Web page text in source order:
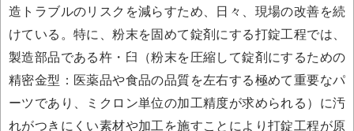
造トラブルのリスクを減らすため、日々、現場の改善を続
けている。特に、粉末を固めて錠剤にする打錠工程では、
製造部品である杵・臼（粉末を圧縮して錠剤にするための
精密金型：医薬品や食品の品質を左右する極めて重要なパ
ーツであり、ミクロン単位の加工精度が求められる）に汚
れがつきにくい素材や加工を施すことにより打錠工程が原